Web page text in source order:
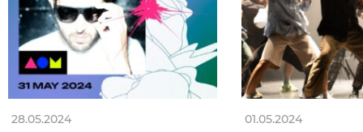
28.05.2024 01.05.2024